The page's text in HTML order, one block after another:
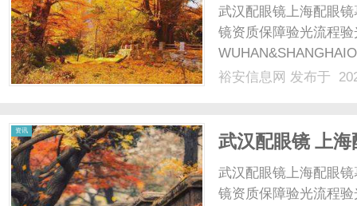
武汉配眼镜上海配眼
镜资质保障验光流程
配镜的写字楼眼镜店
裕安信息网 发布于
资讯
武汉配眼镜 上海
武汉配眼镜上海配眼
镜资质保障验光流程